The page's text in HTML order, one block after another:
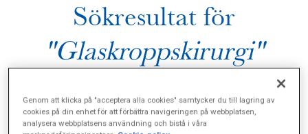
Sökresultat för
"Glaskroppskirurgi"
Genom att klicka på "acceptera alla cookies" samtycker du till lagring av
cookies på din enhet för att förbättra navigeringen på webbplatsen,
analysera webbplatsens användning och bistå i våra